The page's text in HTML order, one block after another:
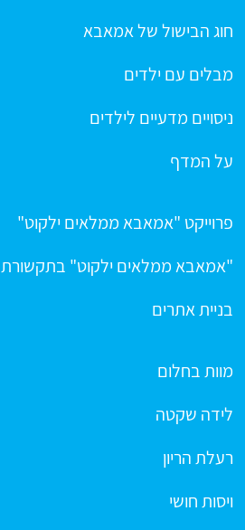
חוג הבישול של אמאבא
מבלים עם ילדים
ניסויים מדעיים לילדים
על המדף
פרוייקט "אמאבא ממלאים ילקוט"
"אמאבא ממלאים ילקוט" בתקשורת
בניית אתרים
מוות בחלום
לידה שקטה
רעלת הריון
ויסות חושי